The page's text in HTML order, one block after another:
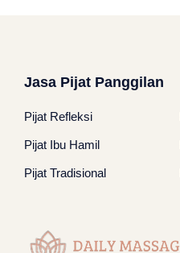
Jasa Pijat Panggilan
Pijat Refleksi
Pijat Ibu Hamil
Pijat Tradisional